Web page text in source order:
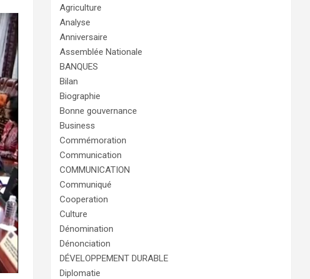
Agriculture
Analyse
Anniversaire
Assemblée Nationale
BANQUES
Bilan
Biographie
Bonne gouvernance
Business
Commémoration
Communication
COMMUNICATION
Communiqué
Cooperation
Culture
Dénomination
Dénonciation
DÉVELOPPEMENT DURABLE
Diplomatie